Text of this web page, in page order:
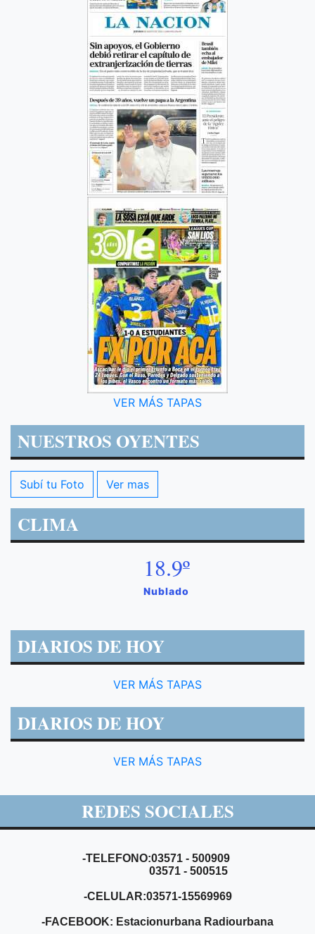
VER MÁS TAPAS
NUESTROS OYENTES
Subí tu Foto Ver mas
CLIMA
18.9º
Nublado
DIARIOS DE HOY
VER MÁS TAPAS
DIARIOS DE HOY
VER MÁS TAPAS
REDES SOCIALES
-TELEFONO:03571 - 500909
03571 - 500515
-CELULAR:03571-15569969
-FACEBOOK: Estacionurbana Radiourbana